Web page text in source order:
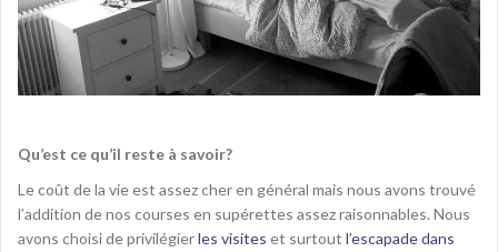
Qu’est ce qu’il reste à savoir?
Le coût de la vie est assez cher en général mais nous avons trouvé
l’addition de nos courses en supérettes assez raisonnables. Nous
avons choisi de privilégierles visites et surtout l’escapade dans